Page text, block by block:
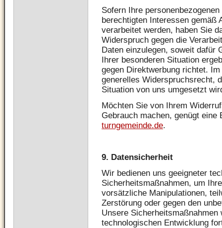
Sofern Ihre
berechtigten Interessen gemäß
verarbeitet werden, haben Sie
Widerspruch gegen die
Daten einzulegen, soweit dafür
Ihrer besonderen Situation
gegen Direktwerbung richtet.
generelles Widerspruchsrecht,
Situation von uns umgesetzt
Möchten Sie von Ihrem
Gebrauch machen, genügt eine
turngemeinde.de.
9. Datensicherheit
Wir bedienen uns geeigneter
Sicherheitsmaßnahmen, um
vorsätzliche Manipulationen,
Zerstörung oder gegen den
Unsere Sicherheitsmaßnahmen
technologischen Entwicklung